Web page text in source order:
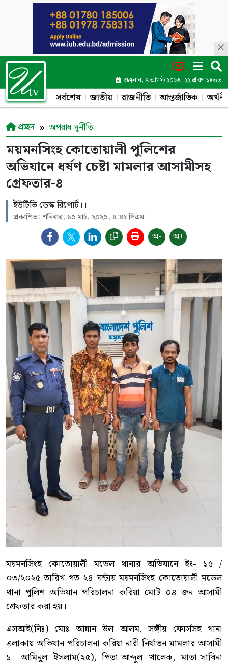
শুক্রবার, ৭ আগস্ট ২০২৬, ২২ শ্রাবণ ১৪৩৩
সর্বশেষ জাতীয় রাজনীতি আন্তর্জাতিক
প্রচ্ছদ অপরাধ-দুর্নীতি
ময়মনসিংহ কোতোয়ালী পুলিশের
অভিযানে ধর্ষণ চেষ্টা মামলার আসামীসহ
গ্রেফতার-৪
ইউটিভি ডেস্ক রিপোর্ট।।
প্রকাশিত: শনিবার, ১৫ মার্চ, ২০২৫, ৪:৪২ পিএম
অ- অ+
ময়মনসিংহ কোতোয়ালী মডেল থানার অভিযানে ইং- ১৫ /
০৩/২০২৫ তারিখ গত ২৪ ঘন্টায় ময়মনসিংহ কোতোয়ালী মডেল
থানা পুলিশ অভিযান পরিচালনা করিয়া মোট ০৪ জন আসামী
গ্রেফতার করা হয়।
এসআই(নিঃ) মোঃ আন্নান উল আলম, সঙ্গীয় ফোর্সসহ থানা
এলাকায় অভিযান পরিচালনা করিয়া নারী নির্যাতন মামলার আসামী
১। আমিনুল ইসলাম(২৫), পিতা-আব্দুল খালেক, মাতা-সাবিনা